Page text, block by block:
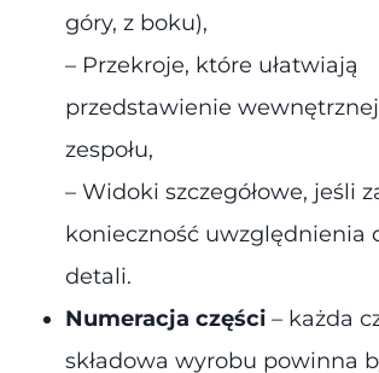
góry, z boku),
– Przekroje, które ułatwiają
przedstawienie
zespołu,
– Widoki szczegółowe, jeśli
konieczność uwzględnienia
detali.
Numeracja części – każda
składowa wyrobu powinna